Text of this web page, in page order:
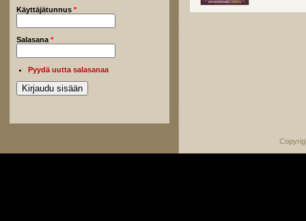
Käyttäjätunnus *
Salasana *
Pyydä uutta salasanaa